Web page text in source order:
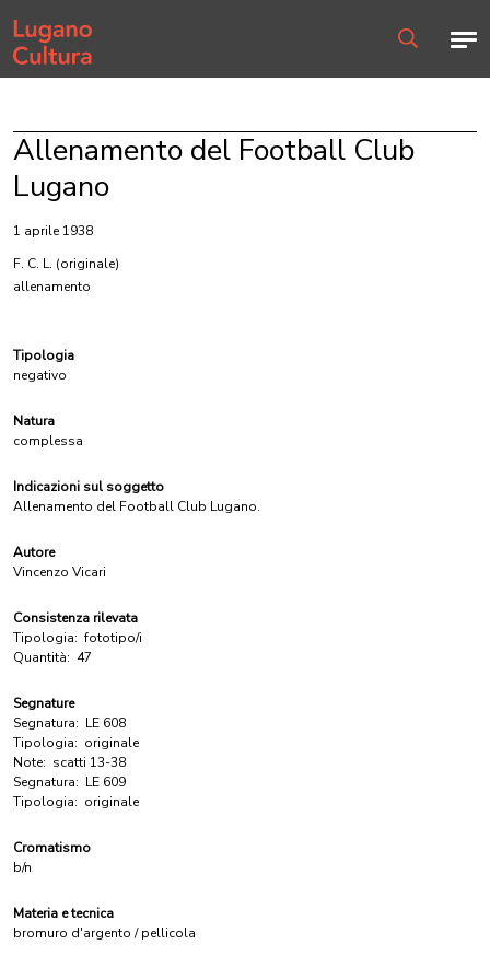
Home page
Allenamento del Football Club
Lugano
1 aprile 1938
F. C. L. (originale)
allenamento
Tipologia
negativo
Natura
complessa
Indicazioni sul soggetto
Allenamento del Football Club Lugano.
Autore
Vincenzo Vicari
Consistenza rilevata
Tipologia: fototipo/i
Quantità: 47
Segnature
Segnatura: LE 608
Tipologia: originale
Note: scatti 13-38
Segnatura: LE 609
Tipologia: originale
Cromatismo
b/n
Materia e tecnica
bromuro d'argento / pellicola